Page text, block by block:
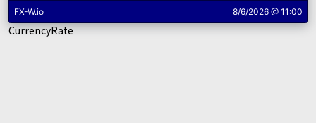
CurrencyRate